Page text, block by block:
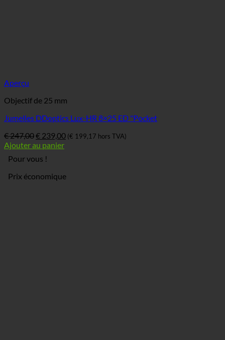
Aperçu
Objectif de 25 mm
Jumelles DDoptics Lux-HR 8×25 ED "Pocket
€247,00Le
prix
original
était
:
€ 247,00.
€ 239,00Le
(€ 199,17 hors TVA)
Ajouter au panier
Pour vous !
Prix économique